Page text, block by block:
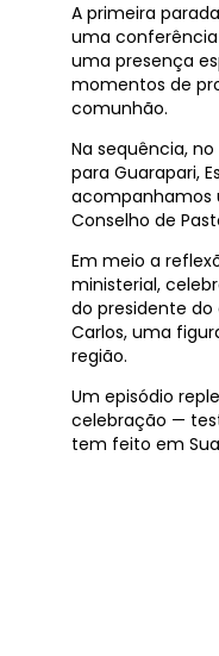
A primeira
uma
uma presença
momentos de
comunhão.
Na sequência,
para Guarapari,
acompanhamos
Conselho de
Em meio a
ministerial,
do presidente do
Carlos, uma
região.
Um episódio
celebração —
tem feito em